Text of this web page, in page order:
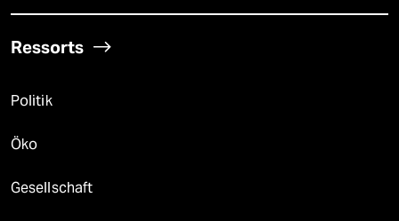
Ressorts
Politik
Öko
Gesellschaft